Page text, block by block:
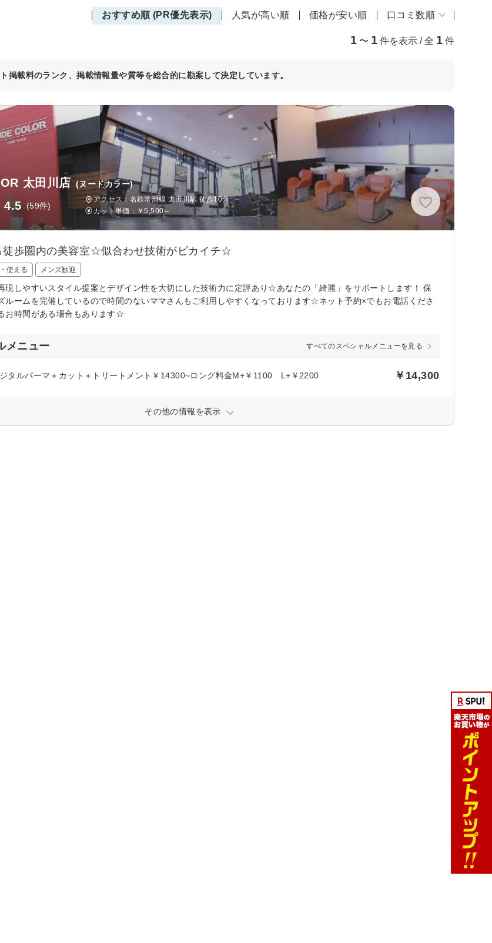
おすすめ順 (PR優先表示) 人気が高い順 価格が安い順 口コミ数順
1 〜 1 件を表示 / 全 1 件
掲載料のランク、掲載情報量や質等を総合的に勘案して決定しています。
太田川店 (ヌードカラー)
4.5 (59件)
アクセス：名鉄常滑線 太田川駅 徒歩10分
カット単価： ￥5,500～
徒歩圏内の美容室☆似合わせ技術がピカイチ☆
使える メンズ歓迎
現しやすいスタイル提案とデザイン性を大切にした技術力に定評あり☆あなたの「綺麗」をサポートします！ 保
ルームを完備しているので時間のないママさんもご利用しやすくなっております☆ネット予約×でもお電話くださ
お時間がある場合もあります☆
メニュー すべてのスペシャルメニューを見る
タルパーマ＋カット＋トリートメント￥14300~ロング料金M+￥1100 L+￥2200 ￥14,300
その他の情報を表示